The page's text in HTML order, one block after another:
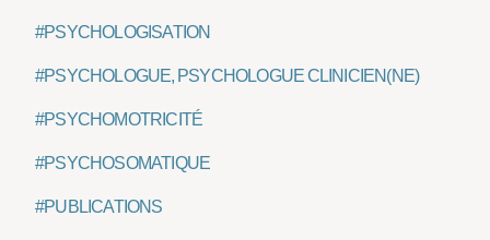
#PSYCHOLOGISATION
#PSYCHOLOGUE, PSYCHOLOGUE CLINICIEN(NE)
#PSYCHOMOTRICITÉ
#PSYCHOSOMATIQUE
#PUBLICATIONS